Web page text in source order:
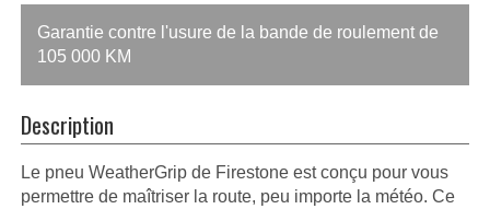
Garantie contre l'usure de la bande de roulement de
105 000 KM
Description
Le pneu WeatherGrip de Firestone est conçu pour vous
permettre de maîtriser la route, peu importe la météo. Ce